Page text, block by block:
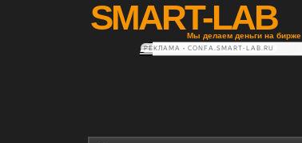
SMART-LAB
Мы делаем деньги на бирже
РЕКЛАМА • CONFA.SMART-LAB.RU